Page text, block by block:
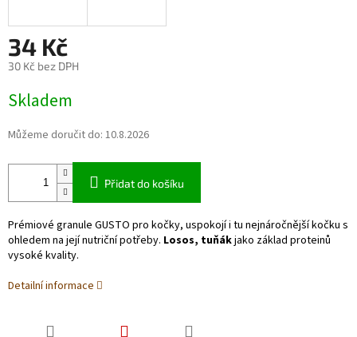
34 Kč
30 Kč bez DPH
cena:
Skladem
Můžeme doručit do: 10.8.2026
Přidat do košíku
Prémiové granule GUSTO pro kočky, uspokojí i tu nejnáročnější kočku s
ohledem na její nutriční potřeby. Losos, tuňákjako základ proteinů
vysoké kvality.
Detailní informace